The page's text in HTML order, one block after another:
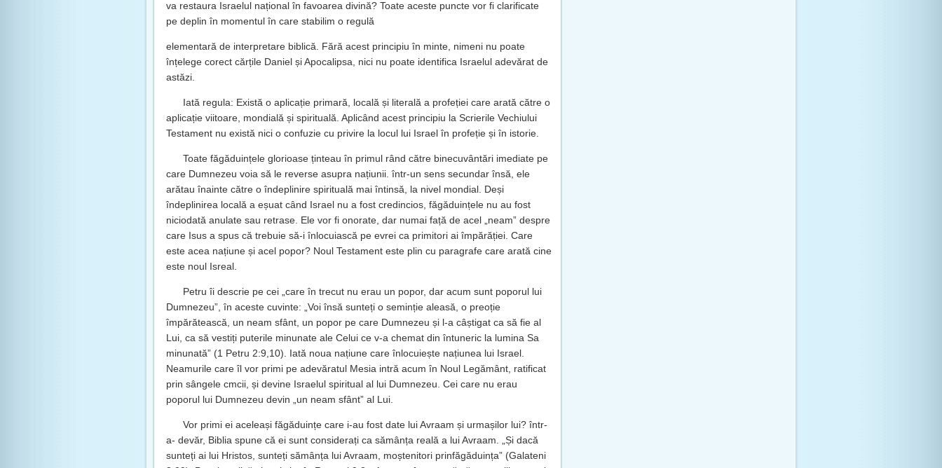
va restaura Israelul național în favoarea divină? Toate aceste puncte vor fi clarificate
pe deplin în momentul în care stabilim o regulă
elementară de interpretare biblică. Fără acest principiu în minte, nimeni nu poate
înțelege corect cărțile Daniel și Apocalipsa, nici nu poate identifica Israelul adevărat de
astăzi.
Iată regula: Există o aplicație primară, locală și literală a profeției care arată către o
aplicație viitoare, mondială și spirituală. Aplicând acest principiu la Scrierile Vechiului
Testament nu există nici o confuzie cu privire la locul lui Israel în profeție și în istorie.
Toate făgăduințele glorioase ținteau în primul rând către binecuvântări imediate pe
care Dumnezeu voia să le reverse asupra națiunii. într-un sens secundar însă, ele
arătau înainte către o îndeplinire spirituală mai întinsă, la nivel mondial. Deși
îndeplinirea locală a eșuat când Israel nu a fost credincios, făgăduințele nu au fost
niciodată anulate sau retrase. Ele vor fi onorate, dar numai față de acel „neam” despre
care Isus a spus că trebuie să-i înlocuiască pe evrei ca primitori ai împărăției. Care
este acea națiune și acel popor? Noul Testament este plin cu paragrafe care arată cine
este noul Isreal.
Petru îi descrie pe cei „care în trecut nu erau un popor, dar acum sunt poporul lui
Dumnezeu”, în aceste cuvinte: „Voi însă sunteți o seminție aleasă, o preoție
împărătească, un neam sfânt, un popor pe care Dumnezeu și l-a câștigat ca să fie al
Lui, ca să vestiți puterile minunate ale Celui ce v-a chemat din întuneric la lumina Sa
minunată” (1 Petru 2:9,10). Iată noua națiune care înlocuiește națiunea lui Israel.
Neamurile care îl vor primi pe adevăratul Mesia intră acum în Noul Legământ, ratificat
prin sângele cmcii, și devine Israelul spiritual al lui Dumnezeu. Cei care nu erau
poporul lui Dumnezeu devin „un neam sfânt” al Lui.
Vor primi ei aceleași făgăduințe care i-au fost date lui Avraam și urmașilor lui? într-
a- devăr, Biblia spune că ei sunt considerați ca sămânța reală a lui Avraam. „Și dacă
sunteți ai lui Hristos, sunteți sămânța lui Avraam, moștenitori prinfăgăduința” (Galateni